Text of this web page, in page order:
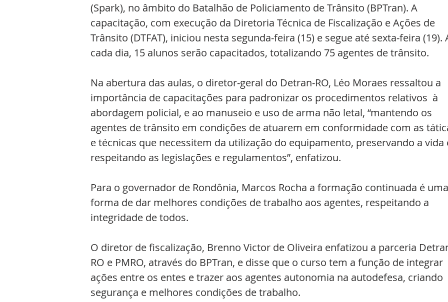
(Spark), no âmbito do Batalhão de Policiamento de Trânsito (BPTran). A
capacitação, com execução da Diretoria Técnica de Fiscalização e Ações de
Trânsito (DTFAT), iniciou nesta segunda-feira (15) e segue até sexta-feira (19).
cada dia, 15 alunos serão capacitados, totalizando 75 agentes de trânsito.
Na abertura das aulas, o diretor-geral do Detran-RO, Léo Moraes ressaltou a
importância de capacitações para padronizar os procedimentos relativos  à
abordagem policial, e ao manuseio e uso de arma não letal, “mantendo os
agentes de trânsito em condições de atuarem em conformidade com as
e técnicas que necessitem da utilização do equipamento, preservando a
respeitando as legislações e regulamentos”, enfatizou.
Para o governador de Rondônia, Marcos Rocha a formação continuada é
forma de dar melhores condições de trabalho aos agentes, respeitando a
integridade de todos.
O diretor de fiscalização, Brenno Victor de Oliveira enfatizou a parceria
RO e PMRO, através do BPTran, e disse que o curso tem a função de integrar
ações entre os entes e trazer aos agentes autonomia na autodefesa, criando
segurança e melhores condições de trabalho.